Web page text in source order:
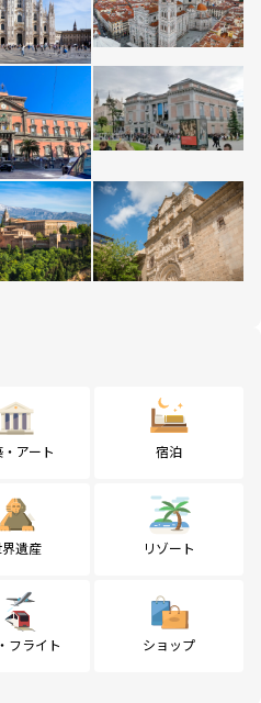
アート 宿泊
遺産 リゾート
フライト ショップ